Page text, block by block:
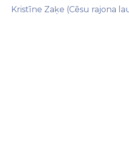
Kristīne Zaķe (Cēsu rajona